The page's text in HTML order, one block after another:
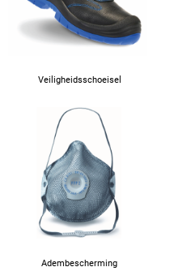
Veiligheidsschoeisel
Adembescherming